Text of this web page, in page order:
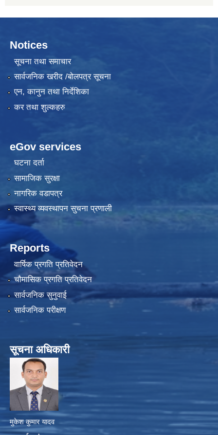
Notices
सूचना तथा समाचार
सार्वजनिक खरीद /बोलपत्र सूचना
एन, कानुन तथा निर्देशिका
कर तथा शुल्कहरु
eGov services
घटना दर्ता
सामाजिक सुरक्षा
नागरिक वडापत्र
स्वास्थ्य व्यवस्थापन सुचना प्रणाली
Reports
वार्षिक प्रगति प्रतिवेदन
चौमासिक प्रगति प्रतिवेदन
सार्वजनिक सुनुवाई
सार्वजनिक परीक्षण
सूचना अधिकारी
मुकेश कुमार यादव